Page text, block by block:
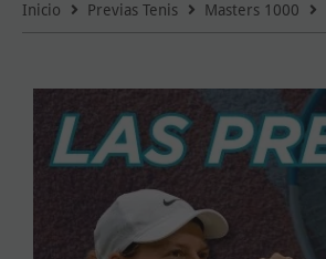
Inicio Previas Tenis Masters 1000